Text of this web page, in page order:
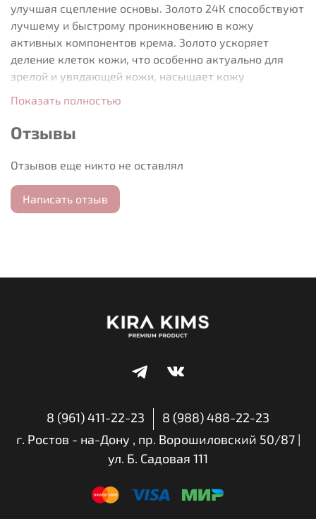
улучшая сцепление основы. Золото 24К способствуют
лучшему и быстрому проникновению в кожу
активных компонентов крема. Золото ускоряет
деление клеток кожи, что особенно актуально для
зрелой и увядающей кожи, насыщает кожу
клеточном уровне, процессы старения
затормаживаются. Ниацинамид активизирует
деятельность фибробластов, формирующих новые
кожу плотной и упругой. При регулярном воздействии
корректирует несовершенства тона и заметно
дефицит влаги на поверхности кожи, убирает сухость,
Удерживая молекулы воды в коже, гиалуроновая
кислота заполняет мелкие неровности рельефа,
применения: Используйте после основного ухода и
перед макияжем. Возьмите необходимое количество,
нему, чтобы впитать.
Показать полностью
Отзывы
Отзывов еще никто не оставлял
Написать отзыв
8 (961) 411-22-23
8 (988) 488-22-23
г. Ростов - на-Дону , пр. Ворошиловский 50/87 |
ул. Б. Садовая 111